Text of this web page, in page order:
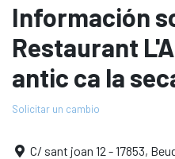
Información
Restaurant
antic ca la
Solicitar un cambio
C/ sant joan 12 - 17853,